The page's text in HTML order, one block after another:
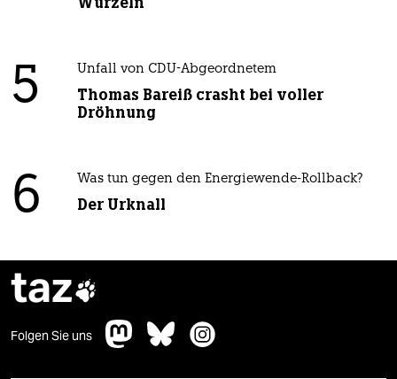
5 Unfall von CDU-Abgeordnetem
Thomas Bareiß crasht bei voller
Dröhnung
6 Was tun gegen den Energiewende-Rollback?
Der Urknall
taz
Folgen Sie uns